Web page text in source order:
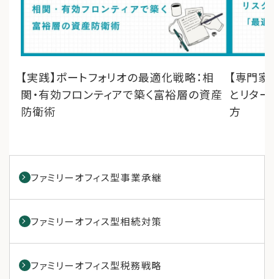
【実践】ポートフォリオの最適化戦略：相
関・有効フロンティアで築く富裕層の資産
防衛術
【専門
とリタ
方
ファミリーオフィス型事業承継
ファミリーオフィス型相続対策
ファミリーオフィス型税務戦略